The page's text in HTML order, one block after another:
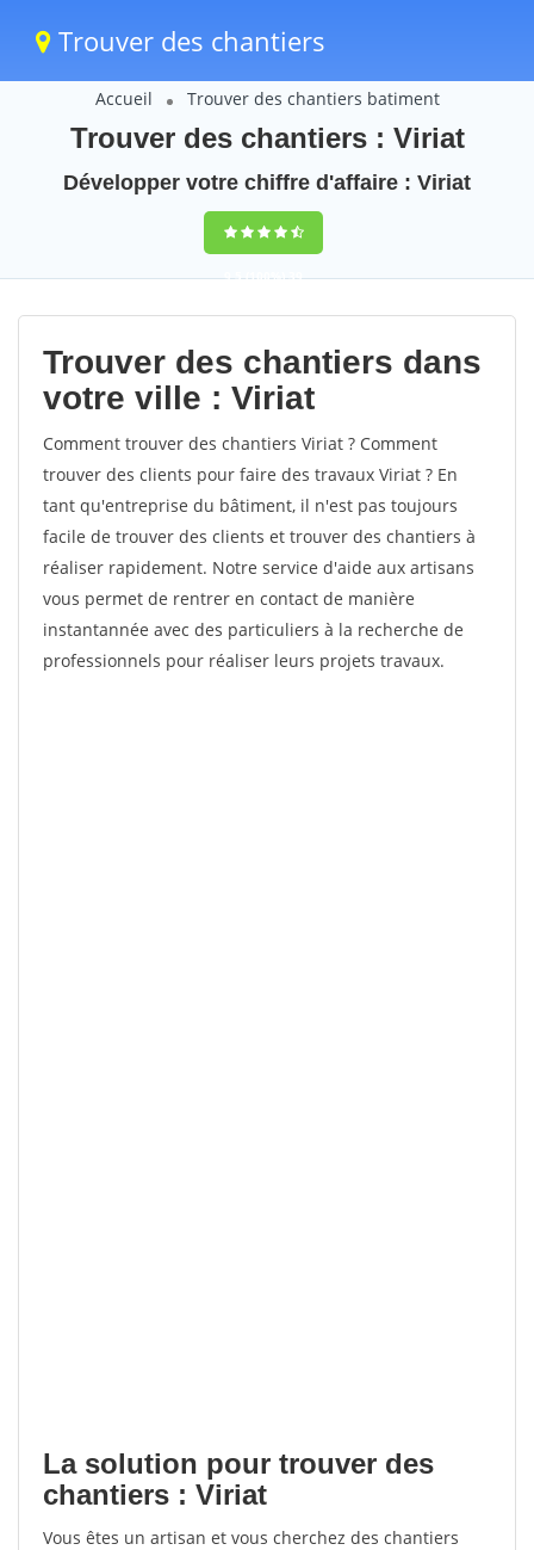
Trouver des chantiers
Accueil Trouver des chantiers batiment
Trouver des chantiers : Viriat
Développer votre chiffre d'affaire : Viriat
9,5(100%)39
votes
Trouver des chantiers dans
votre ville : Viriat
Comment trouver des chantiers Viriat ? Comment
trouver des clients pour faire des travaux Viriat ? En
tant qu'entreprise du bâtiment, il n'est pas toujours
facile de trouver des clients et trouver des chantiers à
réaliser rapidement. Notre service d'aide aux artisans
vous permet de rentrer en contact de manière
instantannée avec des particuliers à la recherche de
professionnels pour réaliser leurs projets travaux.
La solution pour trouver des
chantiers : Viriat
Vous êtes un artisan et vous cherchez des chantiers